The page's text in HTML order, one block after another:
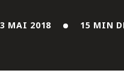
3 MAI 2018 15 MIN